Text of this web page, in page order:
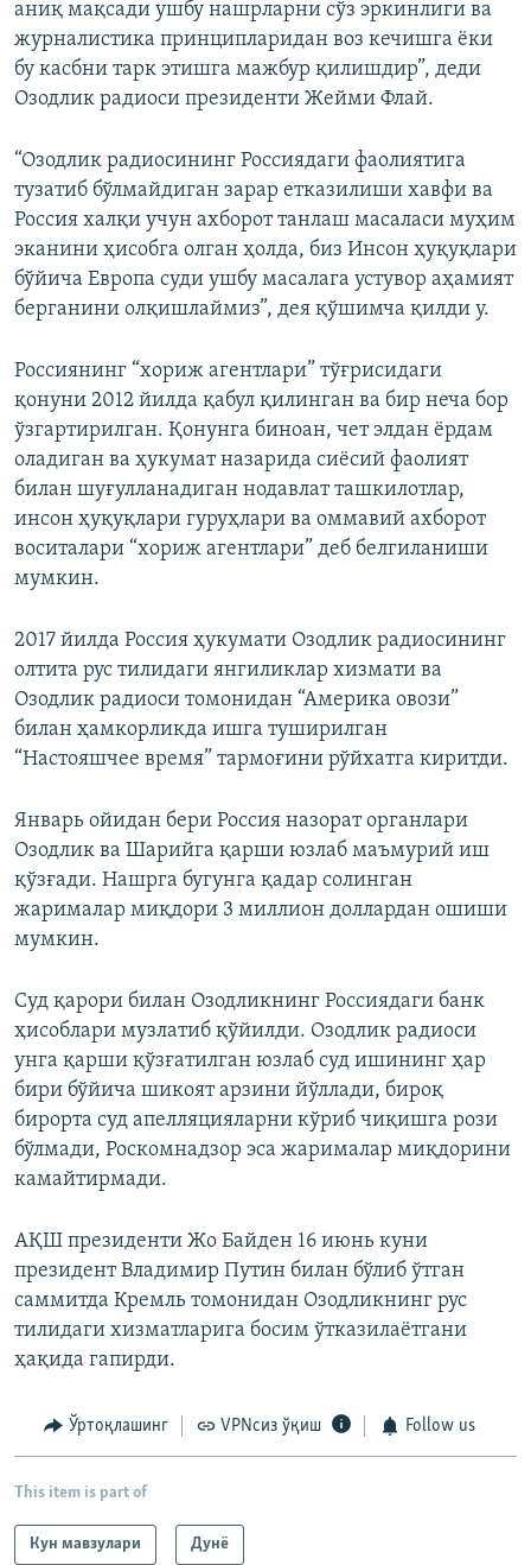
аниқ мақсади ушбу нашрларни сўз эркинлиги ва
журналистика принципларидан воз кечишга ёки
бу касбни тарк этишга мажбур қилишдир”, деди
Озодлик радиоси президенти Жейми Флай.
“Озодлик радиосининг Россиядаги фаолиятига
тузатиб бўлмайдиган зарар етказилиши хавфи ва
Россия халқи учун ахборот танлаш масаласи муҳим
эканини ҳисобга олган ҳолда, биз Инсон ҳуқуқлари
бўйича Европа суди ушбу масалага устувор аҳамият
берганини олқишлаймиз”, дея қўшимча қилди у.
Россиянинг “хориж агентлари” тўғрисидаги
қонуни 2012 йилда қабул қилинган ва бир неча бор
ўзгартирилган. Қонунга биноан, чет элдан ёрдам
оладиган ва ҳукумат назарида сиёсий фаолият
билан шуғулланадиган нодавлат ташкилотлар,
инсон ҳуқуқлари гуруҳлари ва оммавий ахборот
воситалари “хориж агентлари” деб белгиланиши
мумкин.
2017 йилда Россия ҳукумати Озодлик радиосининг
олтита рус тилидаги янгиликлар хизмати ва
Озодлик радиоси томонидан “Америка овози”
билан ҳамкорликда ишга туширилган
“Настояшчее время” тармоғини рўйхатга киритди.
Январь ойидан бери Россия назорат органлари
Озодлик ва Шарийга қарши юзлаб маъмурий иш
қўзғади. Нашрга бугунга қадар солинган
жарималар миқдори 3 миллион доллардан ошиши
мумкин.
Суд қарори билан Озодликнинг Россиядаги банк
ҳисоблари музлатиб қўйилди. Озодлик радиоси
унга қарши қўзғатилган юзлаб суд ишининг ҳар
бири бўйича шикоят арзини йўллади, бироқ
бирорта суд апелляцияларни кўриб чиқишга рози
бўлмади, Роскомнадзор эса жарималар миқдорини
камайтирмади.
АҚШ президенти Жо Байден 16 июнь куни
президент Владимир Путин билан бўлиб ўтган
саммитда Кремль томонидан Озодликнинг рус
тилидаги хизматларига босим ўтказилаётгани
ҳақида гапирди.
Ўртоқлашинг VPNсиз ўқиш Follow us
This item is part of
Кун мавзулари Дунë